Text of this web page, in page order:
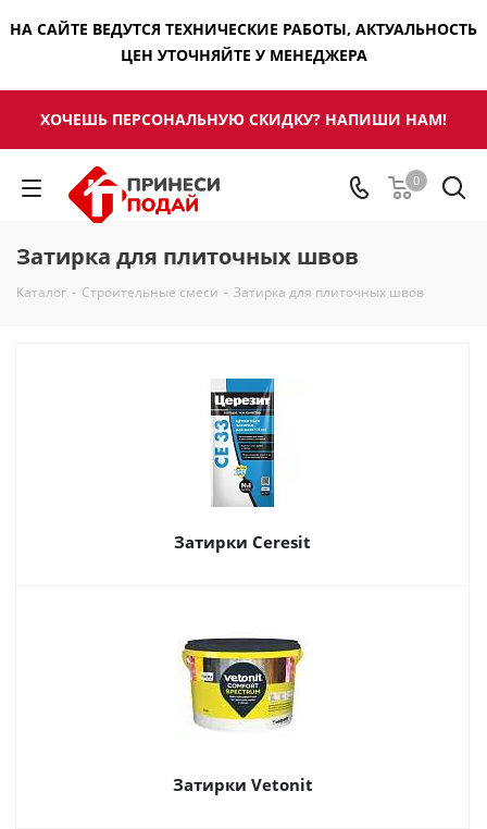
НА САЙТЕ ВЕДУТСЯ ТЕХНИЧЕСКИЕ РАБОТЫ, АКТУАЛЬНОСТЬ
ЦЕН УТОЧНЯЙТЕ У МЕНЕДЖЕРА
ХОЧЕШЬ ПЕРСОНАЛЬНУЮ СКИДКУ? НАПИШИ НАМ!
0
Затирка для плиточных швов
Каталог - Строительные смеси - Затирка для плиточных швов
Затирки Ceresit
Затирки Vetonit